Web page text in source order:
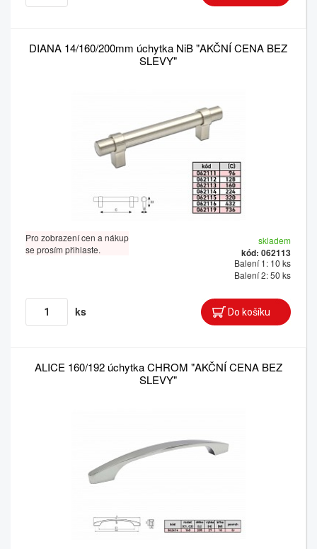
DIANA 14/160/200mm úchytka NiB "AKČNÍ CENA BEZ
SLEVY"
Pro zobrazení cen a nákup
se prosím přihlaste.
skladem
kód: 062113
Balení 1: 10 ks
Balení 2: 50 ks
ks
ALICE 160/192 úchytka CHROM "AKČNÍ CENA BEZ
SLEVY"